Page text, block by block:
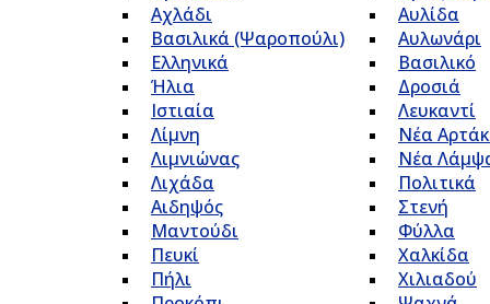
Αχλάδι
Βασιλικά (Ψαροπούλι)
Ελληνικά
Ήλια
Ιστιαία
Λίμνη
Λιμνιώνας
Λιχάδα
Αιδηψός
Μαντούδι
Πευκί
Πήλι
Αυλίδα
Αυλωνάρι
Βασιλικό
Δροσιά
Λευκαντί
Νέα
Νέα
Πολιτικά
Στενή
Φύλλα
Χαλκίδα
Χιλιαδού